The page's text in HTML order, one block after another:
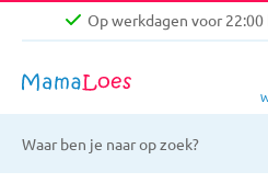
Op werkdagen voor
Gratis
Op werkdagen voor 22:00